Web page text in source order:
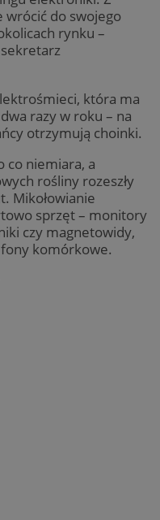
wrócić do swojego
rynku –
która ma
razy w roku – na
otrzymują choinki.
co niemiara, a
rośliny rozeszły
Mikołowianie
sprzęt – monitory
czy magnetowidy,
komórkowe.